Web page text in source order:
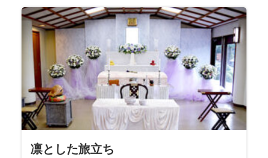
と左右にお飾りし、それを象徴した空間でご家
族でゆっくりとお別れいただきました。
凛とした旅立ち